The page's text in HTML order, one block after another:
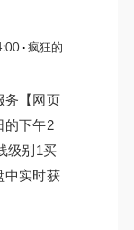
疯狂的
务【网页
的下午2
级别1买
中实时获